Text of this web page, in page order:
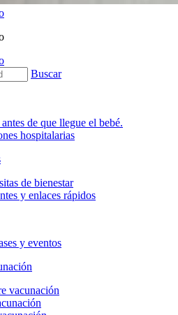
Buscar
de que llegue el bebé.
hospitalarias
de bienestar
y enlaces rápidos
y eventos
vacunación